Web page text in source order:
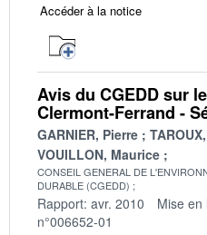
Accéder à la notice
Avis du CGEDD sur
Clermont-Ferrand -
GARNIER, Pierre
VOUILLON, Maurice
CONSEIL GENERAL DE
DURABLE (CGEDD)
Rapport: avr. 2010 Mise en
n°006652-01